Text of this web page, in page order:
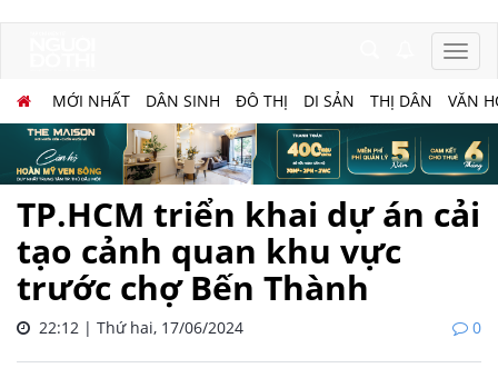
MỚI NHẤT DÂN SINH ĐÔ THỊ DI SẢN THỊ DÂN VĂN
TP.HCM triển khai dự án cải
tạo cảnh quan khu vực
trước chợ Bến Thành
22:12 | Thứ hai, 17/06/2024 0